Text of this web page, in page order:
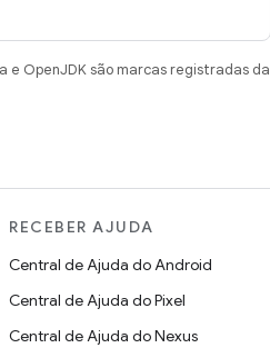
e OpenJDK são marcas registradas da
RECEBER AJUDA
Central de Ajuda do Android
Central de Ajuda do Pixel
Central de Ajuda do Nexus